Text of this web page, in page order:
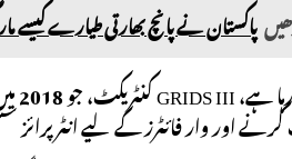
پاکستان نے پانچ بھارتی طیارے کیسے
اور وار فائٹرز کے لیے انٹرپرائز